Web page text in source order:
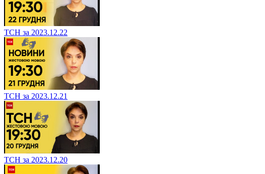
ТСН за 2023.12.22
ТСН за 2023.12.21
ТСН за 2023.12.20